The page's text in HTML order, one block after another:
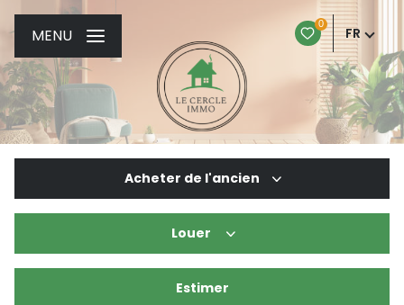
0
FR
MENU
Acheter de l'ancien
De l'immo pro
Louer
Estimer